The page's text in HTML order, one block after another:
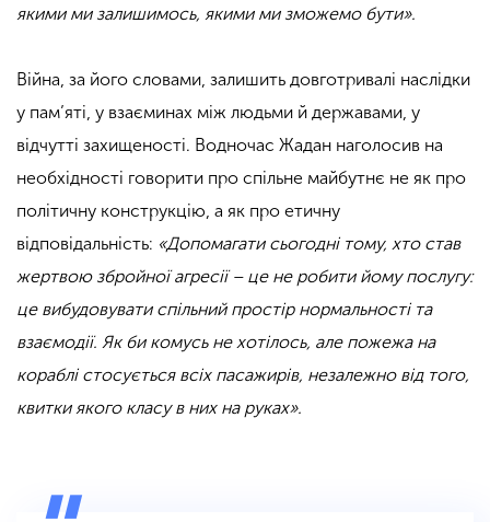
якими ми залишимось, якими ми зможемо бути».
Війна, за його словами, залишить довготривалі наслідки
у пам’яті, у взаєминах між людьми й державами, у
відчутті захищеності. Водночас Жадан наголосив на
необхідності говорити про спільне майбутнє не як про
політичну конструкцію, а як про етичну
відповідальність: «Допомагати сьогодні тому, хто став
жертвою збройної агресії – це не робити йому послугу:
це вибудовувати спільний простір нормальності та
взаємодії. Як би комусь не хотілось, але пожежа на
кораблі стосується всіх пасажирів, незалежно від того,
квитки якого класу в них на руках».